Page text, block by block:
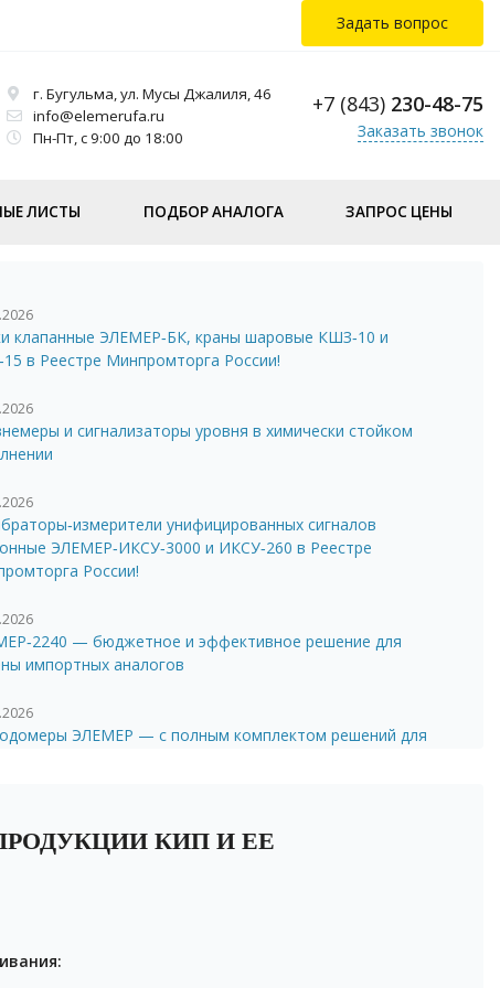
Задать вопрос
г. Бугульма, ул. Мусы Джалиля, 46
info@elemerufa.ru
Пн-Пт, с 9:00 до 18:00
+7 (843) 230-48-75
Заказать звонок
ЛИСТЫ ПОДБОР АНАЛОГА ЗАПРОС ЦЕНЫ
клапанные ЭЛЕМЕР‑БК, краны шаровые КШЗ‑10 и
в Реестре Минпромторга России!
и сигнализаторы уровня в химически стойком
унифицированных сигналов
ЭЛЕМЕР‑ИКСУ‑3000 и ИКСУ‑260 в Реестре
России!
— бюджетное и эффективное решение для
импортных аналогов
ЭЛЕМЕР — с полным комплектом решений для
КИП И ЕЕ